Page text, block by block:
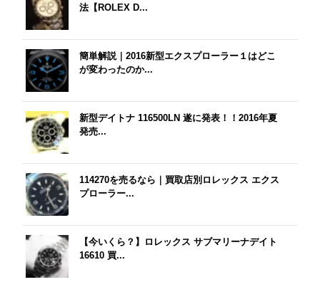
法【ROLEX D...
簡単解説｜2016新型エクスプローラー１はどこ
が変わったのか...
新型デイトナ 116500LN 遂に発表！！2016年夏
発売...
114270を売るなら｜買取店別ロレックス エクス
プローラー...
【今いくら？】ロレックス サブマリーナデイト
16610 買...